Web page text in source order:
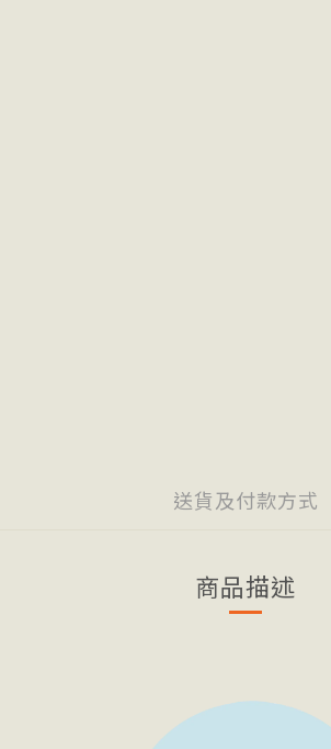
送貨及付款方式
商品描述